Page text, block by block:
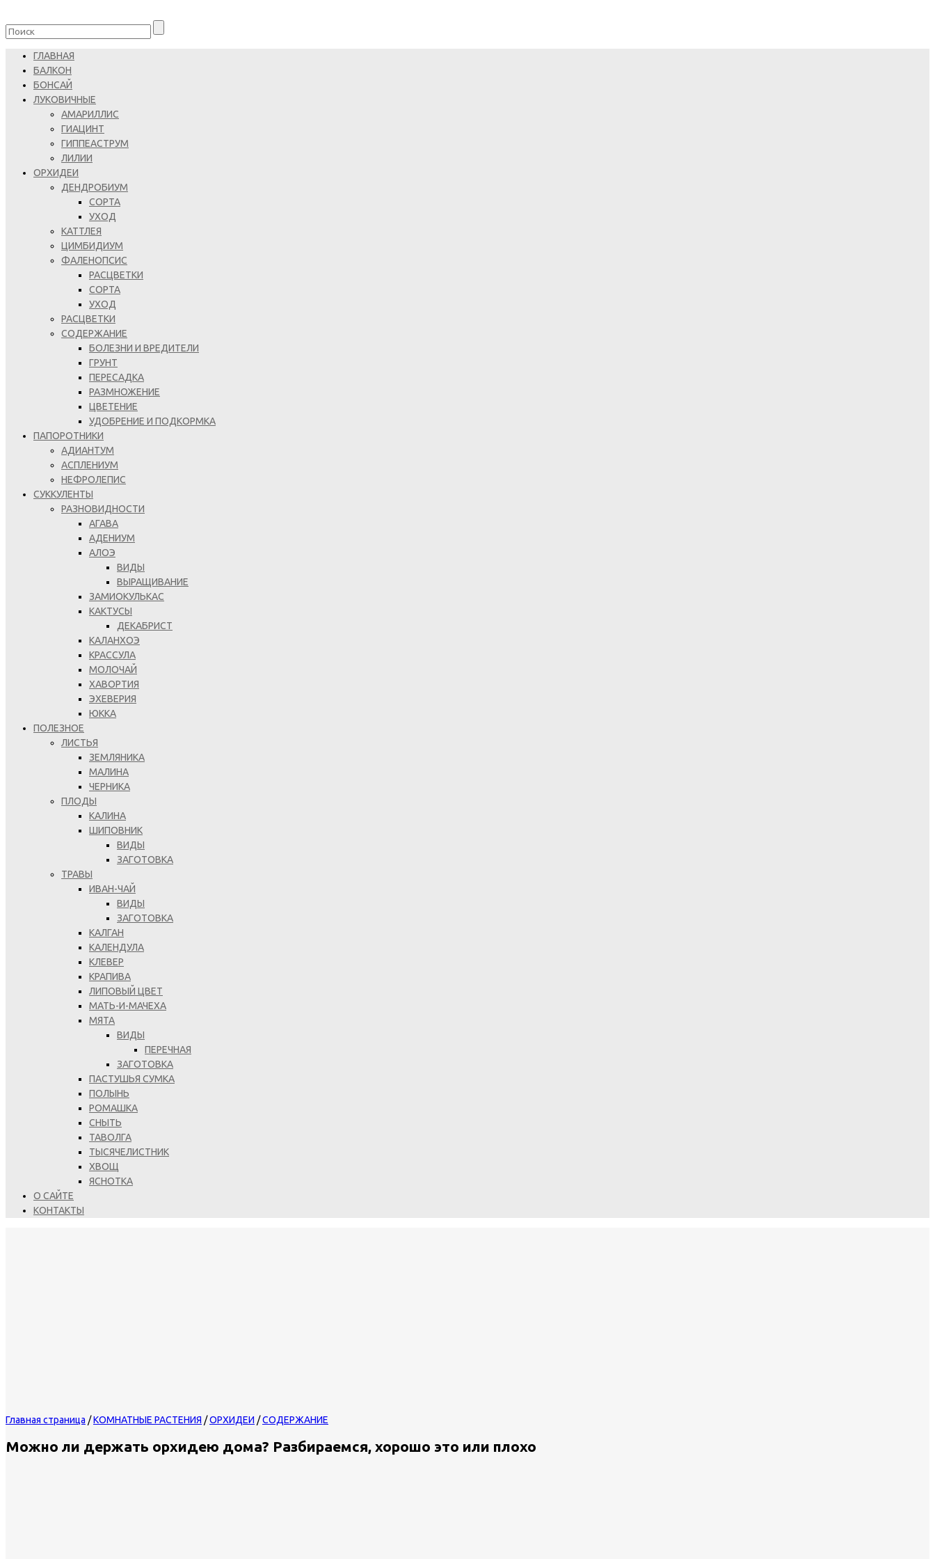
ГЛАВНАЯ
БАЛКОН
БОНСАЙ
ЛУКОВИЧНЫЕ
АМАРИЛЛИС
ГИАЦИНТ
ГИППЕАСТРУМ
ЛИЛИИ
ОРХИДЕИ
ДЕНДРОБИУМ
СОРТА
УХОД
КАТТЛЕЯ
ЦИМБИДИУМ
ФАЛЕНОПСИС
РАСЦВЕТКИ
СОРТА
УХОД
РАСЦВЕТКИ
СОДЕРЖАНИЕ
БОЛЕЗНИ И ВРЕДИТЕЛИ
ГРУНТ
ПЕРЕСАДКА
РАЗМНОЖЕНИЕ
ЦВЕТЕНИЕ
УДОБРЕНИЕ И ПОДКОРМКА
ПАПОРОТНИКИ
АДИАНТУМ
АСПЛЕНИУМ
НЕФРОЛЕПИС
СУККУЛЕНТЫ
РАЗНОВИДНОСТИ
АГАВА
АДЕНИУМ
АЛОЭ
ВИДЫ
ВЫРАЩИВАНИЕ
ЗАМИОКУЛЬКАС
КАКТУСЫ
ДЕКАБРИСТ
КАЛАНХОЭ
КРАССУЛА
МОЛОЧАЙ
ХАВОРТИЯ
ЭХЕВЕРИЯ
ЮККА
ПОЛЕЗНОЕ
ЛИСТЬЯ
ЗЕМЛЯНИКА
МАЛИНА
ЧЕРНИКА
ПЛОДЫ
КАЛИНА
ШИПОВНИК
ВИДЫ
ЗАГОТОВКА
ТРАВЫ
ИВАН-ЧАЙ
ВИДЫ
ЗАГОТОВКА
КАЛГАН
КАЛЕНДУЛА
КЛЕВЕР
КРАПИВА
ЛИПОВЫЙ ЦВЕТ
МАТЬ-И-МАЧЕХА
МЯТА
ВИДЫ
ПЕРЕЧНАЯ
ЗАГОТОВКА
ПАСТУШЬЯ СУМКА
ПОЛЫНЬ
РОМАШКА
СНЫТЬ
ТАВОЛГА
ТЫСЯЧЕЛИСТНИК
ХВОЩ
ЯСНОТКА
О САЙТЕ
КОНТАКТЫ
Главная страница /КОМНАТНЫЕ РАСТЕНИЯ /ОРХИДЕИ /СОДЕРЖАНИЕ
Можно ли держать орхидею дома? Разбираемся, хорошо это или плохо